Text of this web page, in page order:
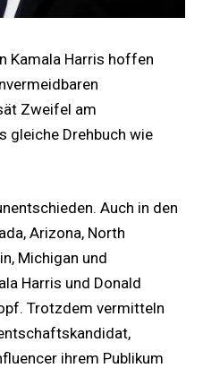
Kamala Harris hoffen
Zweifel am
gleiche Drehbuch wie
Auch in den
Arizona, North
Michigan und
Harris und Donald
Trotzdem vermitteln
ihrem Publikum